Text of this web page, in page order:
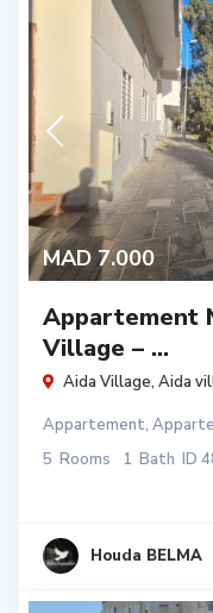
MAD 7.000
Appartement
Village – ...
Aida Village, Aida
Appartement,
5 Rooms 1 Bath ID
Houda BELMA